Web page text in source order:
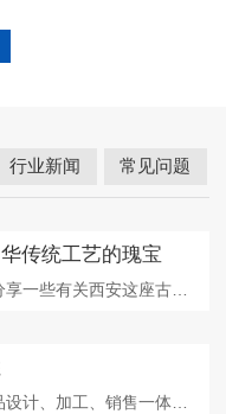
行业新闻 常见问题
传统工艺的瑰宝
大家好，我想和你们分享一些有关西安这座古老城市的故事。在西安，有一门传统工艺——白铁制作，它承载着丰富的文化历史和匠人精神。白铁制作是一门源远流长的技艺，它融合了多种传统工艺，包括铁艺、雕刻等。通过巧妙的打磨和塑造，匠人们能够将生硬的铁块变幻成各式各样优美的艺术品。这种工艺既要求匠人对材料的把握能力，也需要他们细致耐心
众达通风管道是集产品设计、加工、销售一体化的专业生产管道的大型企业,生产工艺均采用智能全自动化控制。排烟管道在现代建筑和工业生产中扮演着至关重要的角色，其重要性不容忽视。以下是对排烟管道重要性的详细阐述。 首先，排烟管道是..火灾..的关键设施。在火灾发生时，烟雾和有毒气体的迅速扩散是危害人员生命..的主要因